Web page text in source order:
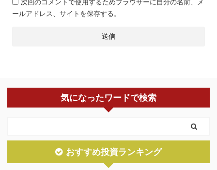
ールアドレス、サイトを保存する。
気になったワードで検索
おすすめ投資ランキング